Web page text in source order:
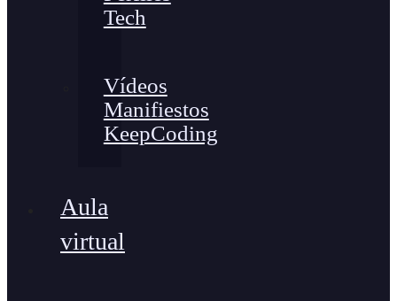
Tech
Vídeos
Manifiestos
KeepCoding
Aula
virtual